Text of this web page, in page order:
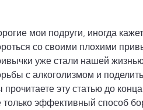
мои подруги, иногда
со своими плохими
уже стали нашей
с алкоголизмом и
прочитаете эту статью до
только эффективный способ